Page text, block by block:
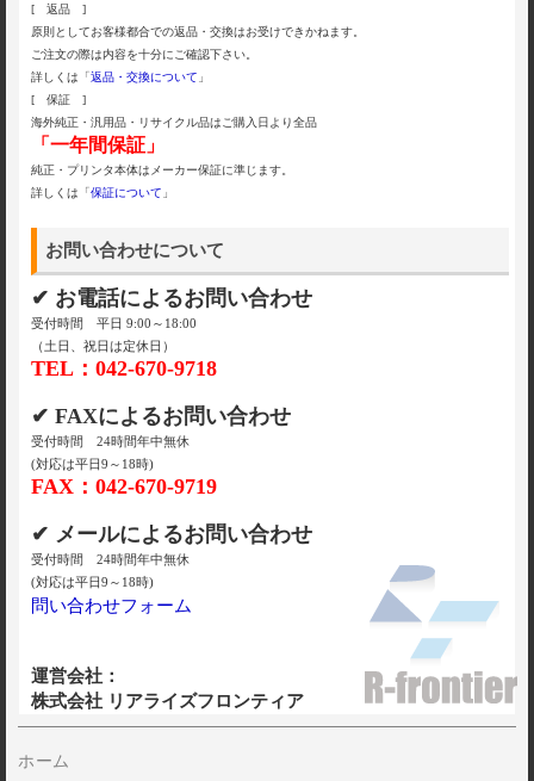
[ 返品 ]
原則としてお客様都合での返品・交換はお受けできかねます。
ご注文の際は内容を十分にご確認下さい。
詳しくは「返品・交換について 」
[ 保証 ]
海外純正・汎用品・リサイクル品はご購入日より全品
「一年間保証」
純正・プリンタ本体はメーカー保証に準じます。
詳しくは「保証について 」
お問い合わせについて
✔ お電話によるお問い合わせ
受付時間 平日 9:00～18:00
（土日、祝日は定休日）
TEL：042-670-9718
✔ FAXによるお問い合わせ
受付時間 24時間年中無休
(対応は平日9～18時)
FAX：042-670-9719
✔ メールによるお問い合わせ
受付時間 24時間年中無休
(対応は平日9～18時)
問い合わせフォーム
運営会社：
株式会社 リアライズフロンティア
ホーム